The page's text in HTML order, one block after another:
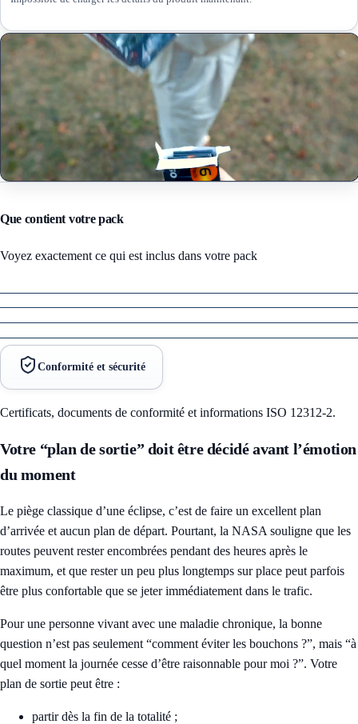
Que contient votre pack
Voyez exactement ce qui est inclus dans votre pack
Conformité et sécurité
Certificats, documents de conformité et informations ISO 12312-2.
Votre “plan de sortie” doit être décidé avant l’émotion
du moment
Le piège classique d’une éclipse, c’est de faire un excellent plan
d’arrivée et aucun plan de départ. Pourtant, la NASA souligne que les
routes peuvent rester encombrées pendant des heures après le
maximum, et que rester un peu plus longtemps sur place peut parfois
être plus confortable que se jeter immédiatement dans le trafic.
Pour une personne vivant avec une maladie chronique, la bonne
question n’est pas seulement “comment éviter les bouchons ?”, mais “à
quel moment la journée cesse d’être raisonnable pour moi ?”. Votre
plan de sortie peut être :
partir dès la fin de la totalité ;